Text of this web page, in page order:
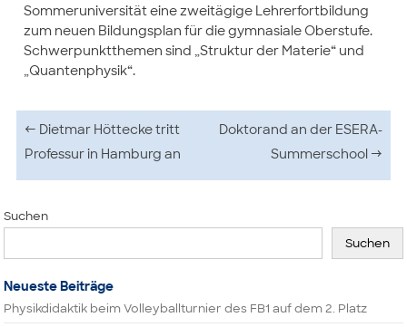
Sommeruniversität eine zweitägige Lehrerfortbildung
zum neuen Bildungsplan für die gymnasiale Oberstufe.
Schwerpunktthemen sind „Struktur der Materie“ und
„Quantenphysik“.
Beitragsnavigation
← Dietmar Höttecke tritt
Professur in Hamburg an
Doktorand an der ESERA-
Summerschool →
Suchen
Suchen
Neueste Beiträge
Physikdidaktik beim Volleyballturnier des FB1 auf dem 2. Platz